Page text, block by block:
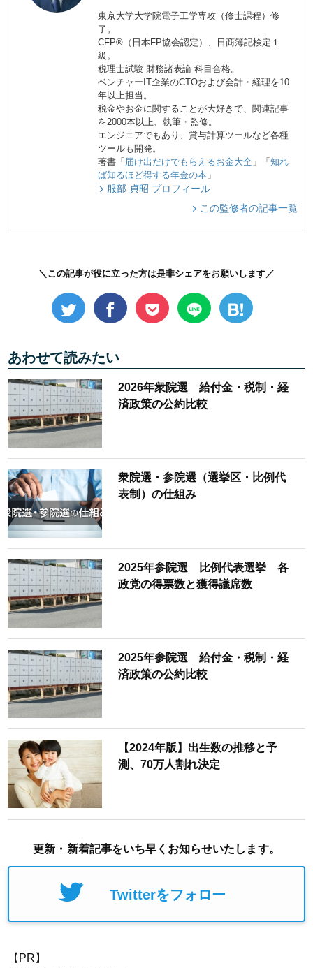
東京大学大学院電子工学専攻（修士課程）修
了。
CFP®（日本FP協会認定）、日商簿記検定１
級。
税理士試験 財務諸表論 科目合格。
ベンチャーIT企業のCTOおよび会計・経理を10
年以上担当。
税金やお金に関することが大好きで、関連記事
を2000本以上、執筆・監修。
エンジニアでもあり、賞与計算ツールなど各種
ツールも開発。
著書「 届け出だけでもらえるお金大全 」「知れ
ば知るほど得する年金の本 」
服部 貞昭 プロフィール
この監修者の記事一覧
＼この記事が役に立った方は是非シェアをお願いします／
あわせて読みたい
2026年衆院選 給付金・税制・経
済政策の公約比較
衆院選・参院選（選挙区・比例代
表制）の仕組み
2025年参院選 比例代表選挙 各
政党の得票数と獲得議席数
2025年参院選 給付金・税制・経
済政策の公約比較
【2024年版】出生数の推移と予
測、70万人割れ決定
更新・新着記事をいち早くお知らせいたします。
Twitterをフォロー
【PR】